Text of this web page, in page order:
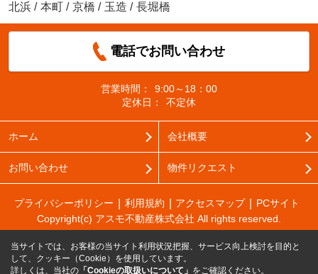
北浜 / 本町 / 京橋 / 玉造 / 長堀橋
電話でお問い合わせ
営業時間：
9:00～18：00
定休日：
不定休
ホーム 会社概要
お問い合わせ 物件リクエスト
プライバシーポリシー 利用規約 アクセスマップ
PCサイト
Copyright(c) アスモ不動産株式会社 All rights reserved.
当サイトでは、お客様の当サイト利用状況把握、サービス向上検討を目的と
して、クッキー（Cookie）を使用しています。
詳しくは、当社の 「Cookieの取扱いについて」 をご確認ください。